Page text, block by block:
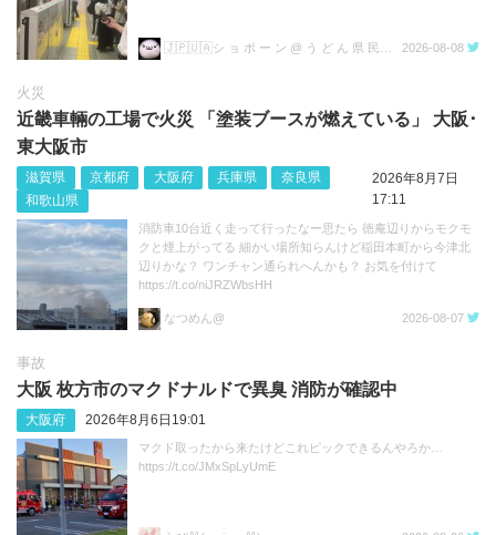
2026-08-08
火災
近畿車輛の工場で火災 「塗装ブースが燃えている」 大阪･
東大阪市
滋賀県 京都府 大阪府 兵庫県
奈良県
和歌山県
2026年8月7日
17:11
消防車10台近く走って行ったなー思たら 徳庵辺りからモクモ
クと煙上がってる 細かい場所知らんけど稲田本町から今津北
辺りかな？ ワンチャン通られへんかも？ お気を付けて
https://t.co/niJRZWbsHH
なつめん@ 2026-08-07
事故
大阪 枚方市のマクドナルドで異臭 消防が確認中
大阪府 2026年8月6日19:01
マクド取ったから来たけどこれピックできるんやろか…
https://t.co/JMxSpLyUmE